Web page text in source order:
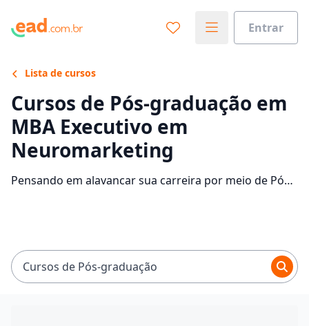
Entrar
Lista de cursos
Cursos de Pós-graduação em
MBA Executivo em
Neuromarketing
Pensando em alavancar sua carreira por meio de Pós-
Cursos de Pós-graduação